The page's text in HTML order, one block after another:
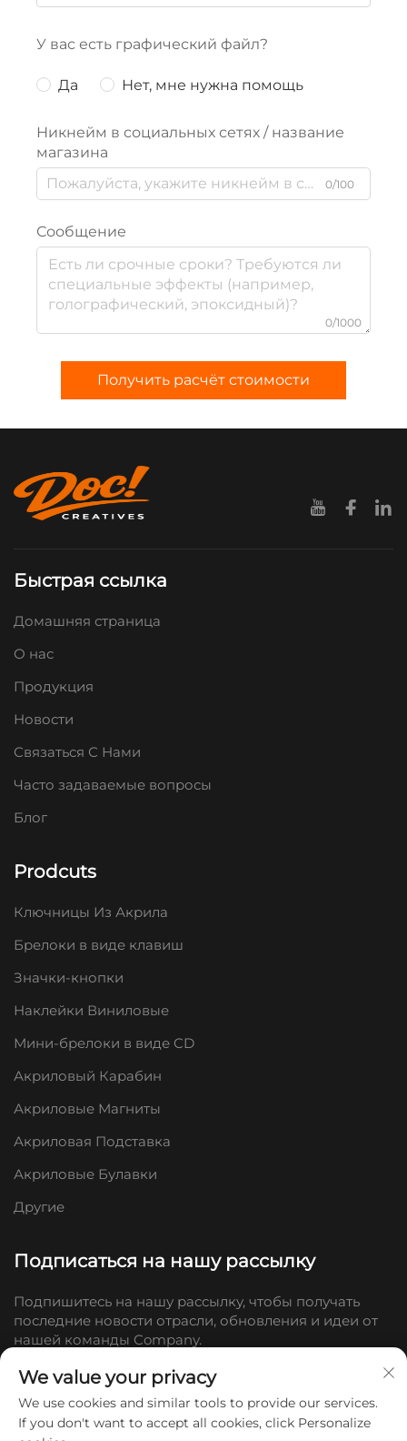
У вас есть графический файл?
Да Нет, мне нужна помощь
Никнейм в социальных сетях / название
магазина
0/100
Сообщение
0/1000
Получить расчёт стоимости
Быстрая ссылка
Домашняя страница
О нас
Продукция
Новости
Связаться С Нами
Часто задаваемые вопросы
Блог
Prodcuts
Ключницы Из Акрила
Брелоки в виде клавиш
Значки-кнопки
Наклейки Виниловые
Мини-брелоки в виде CD
Акриловый Карабин
Акриловые Магниты
Акриловая Подставка
Акриловые Булавки
Другие
Подписаться на нашу рассылку
Подпишитесь на нашу рассылку, чтобы получать
последние новости отрасли, обновления и идеи от
нашей команды Company.
We value your privacy
We use cookies and similar tools to provide our services.
If you don't want to accept all cookies, click Personalize